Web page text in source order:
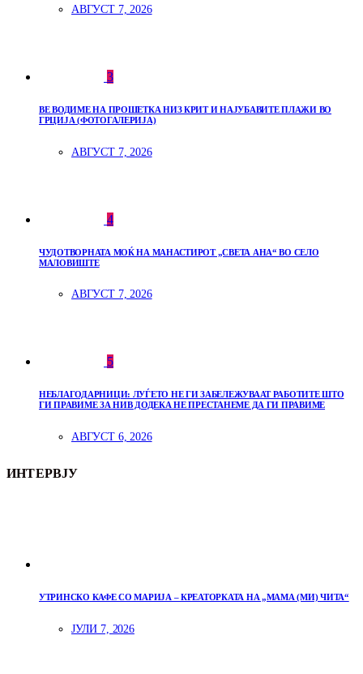
АВГУСТ 7, 2026
3
ВЕ ВОДИМЕ НА ПРОШЕТКА НИЗ КРИТ И НАЈУБАВИТЕ ПЛАЖИ ВО
ГРЦИЈА (ФОТОГАЛЕРИЈА)
АВГУСТ 7, 2026
4
ЧУДОТВОРНАТА МОЌ НА МАНАСТИРОТ „СВЕТА АНА“ ВО СЕЛО
МАЛОВИШТЕ
АВГУСТ 7, 2026
5
НЕБЛАГОДАРНИЦИ: ЛУЃЕТО НЕ ГИ ЗАБЕЛЕЖУВААТ РАБОТИТЕ ШТО
ГИ ПРАВИМЕ ЗА НИВ ДОДЕКА НЕ ПРЕСТАНЕМЕ ДА ГИ ПРАВИМЕ
АВГУСТ 6, 2026
ИНТЕРВЈУ
УТРИНСКО КАФЕ СО МАРИЈА – КРЕАТОРКАТА НА „МАМА (МИ) ЧИТА“
ЈУЛИ 7, 2026